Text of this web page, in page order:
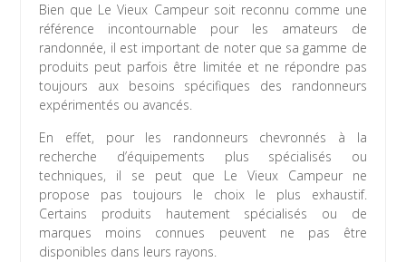
Bien que Le Vieux Campeur soit reconnu comme une
référence incontournable pour les amateurs de
randonnée, il est important de noter que sa gamme de
produits peut parfois être limitée et ne répondre pas
toujours aux besoins spécifiques des randonneurs
expérimentés ou avancés.
En effet, pour les randonneurs chevronnés à la
recherche d’équipements plus spécialisés ou
techniques, il se peut que Le Vieux Campeur ne
propose pas toujours le choix le plus exhaustif.
Certains produits hautement spécialisés ou de
marques moins connues peuvent ne pas être
disponibles dans leurs rayons.